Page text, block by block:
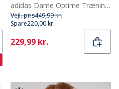
adidas Dame Optime Træningsleggings Olive Strata
Vejl. pris449,99 kr.
Spare220,00 kr.
Current
229,99 kr.